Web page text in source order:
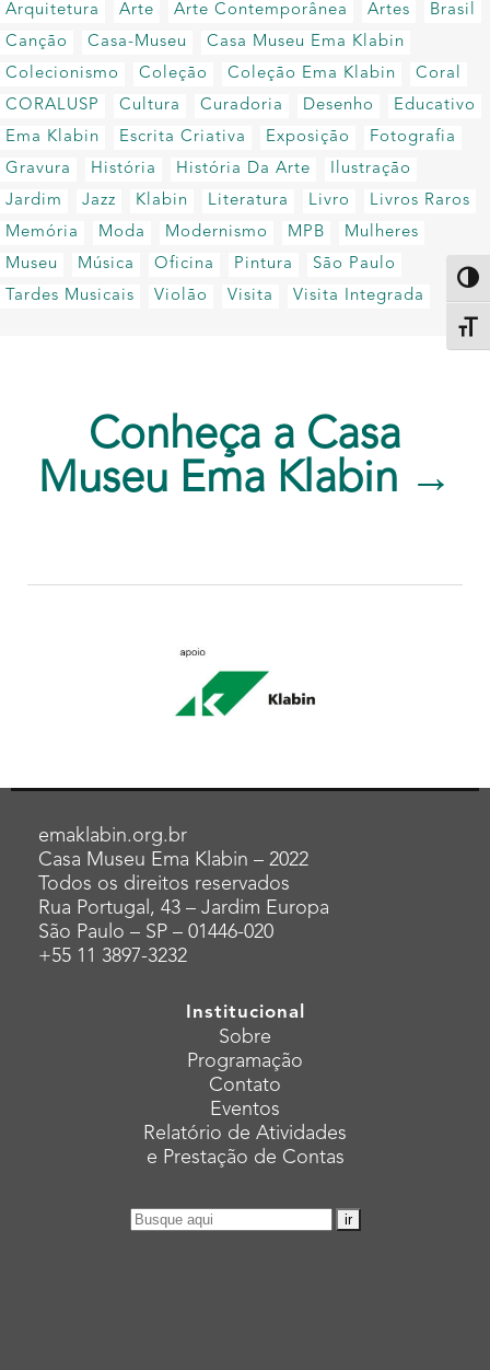
Arquitetura Arte Arte Contemporânea Artes
Brasil
Canção
Casa-Museu
Casa Museu Ema Klabin
Colecionismo
Coleção Coleção Ema Klabin
Coral
CORALUSP
Cultura Curadoria Desenho
Educativo
Ema Klabin
Escrita Criativa Exposição
Fotografia
Gravura
História História Da Arte
Ilustração
Jardim
Jazz Klabin Literatura Livro
Livros Raros
Memória
Moda Modernismo MPB
Mulheres
Museu
Música Oficina Pintura
São Paulo
Tardes Musicais
Violão Visita Visita Integrada
Conheça a Casa
Museu Ema Klabin →
emaklabin.org.br
Casa Museu Ema Klabin – 2022
Todos os direitos reservados
Rua Portugal, 43 – Jardim Europa
São Paulo – SP – 01446-020
+55 11 3897-3232
Institucional
Sobre
Programação
Contato
Eventos
Relatório de Atividades
e Prestação de Contas